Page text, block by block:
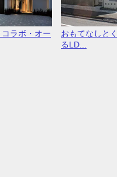
ラボ・オー
おもてなしと
るLD...